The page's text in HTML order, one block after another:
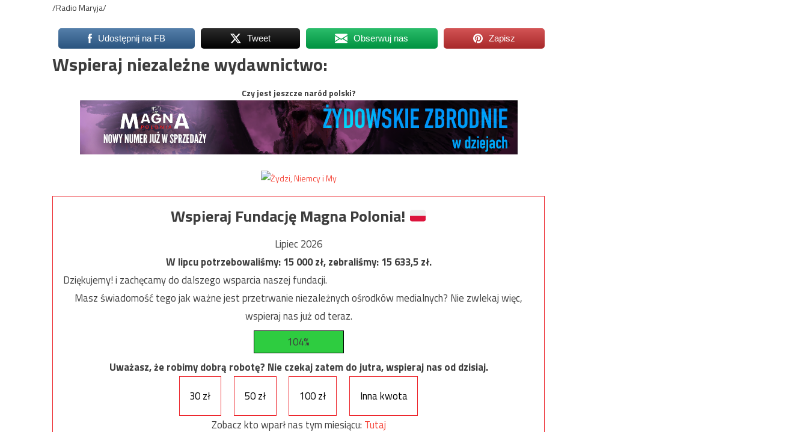
/Radio Maryja/
Udostępnij na FB Tweet Obserwuj nas Zapisz
Wspieraj niezależne wydawnictwo:
Czy jest jeszcze naród polski?
Wspieraj Fundację Magna Polonia!
Lipiec 2026
W lipcu potrzebowaliśmy:15 000zł, zebraliśmy:15 633,5zł.
Dziękujemy! i zachęcamy do dalszego wsparcia naszej fundacji.
Masz świadomość tego jak ważne jest przetrwanie niezależnych ośrodków medialnych? Nie zwlekaj więc,
wspieraj nas już od teraz.
104%
Uważasz, że robimy dobrą robotę? Nie czekaj zatem do jutra, wspieraj nas od dzisiaj.
30 zł
50 zł 100 zł
Inna kwota
Zobacz kto wparł nas tym miesiącu: Tutaj